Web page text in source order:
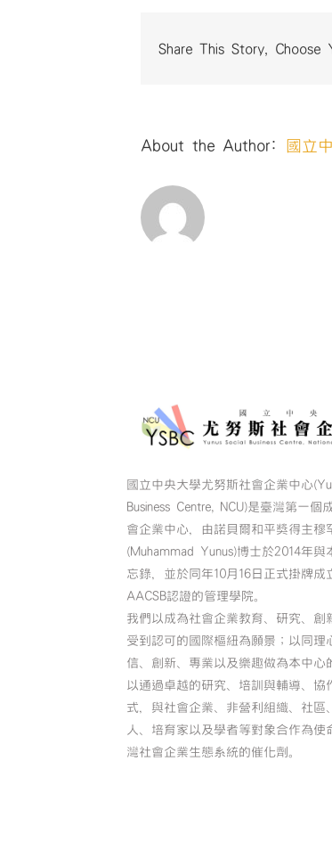
Share This Story, Choose
About the Author: 國立
國立中央大學尤努斯社會企業中心
Business Centre, NCU)是臺灣第一個
會企業中心，由諾貝爾和平獎得主
(Muhammad Yunus)博士於2014年與
忘錄，並於同年10月16日正式掛牌成
AACSB認證的管理學院。
我們以成為社會企業教育、研究、創
受到認可的國際樞紐為願景；以同理
信、創新、專業以及樂趣做為本中心
以通過卓越的研究、培訓與輔導、協
式，與社會企業、非營利組織、社區
人、培育家以及學者等對象合作為使
灣社會企業生態系統的催化劑。